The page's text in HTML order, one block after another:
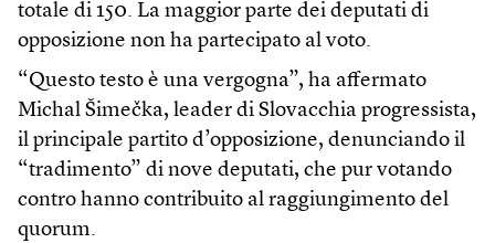
totale di 150. La maggior parte dei deputati di
opposizione non ha partecipato al voto.
“Questo testo è una vergogna”, ha affermato
Michal Šimečka, leader di Slovacchia progressista,
il principale partito d’opposizione, denunciando il
“tradimento” di nove deputati, che pur votando
contro hanno contribuito al raggiungimento del
quorum.